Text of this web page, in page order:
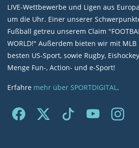
LIVE-Wettbewerbe und Ligen aus
um die Uhr. Einer unserer
Fußball getreu unserem Claim
WORLD!" Außerdem bieten wir mit
besten US-Sport, sowie Rugby,
Menge Fun-, Action- und e-Sport!
Erfahre mehr über SPORTDIGITAL.